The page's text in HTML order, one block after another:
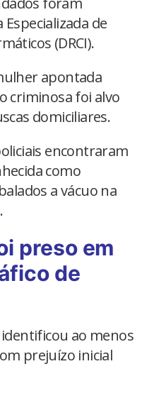
de
(DRCI).
apontada
criminosa foi alvo
domiciliares.
encontraram
como
a vácuo na
preso em
de
ao menos
prejuízo inicial